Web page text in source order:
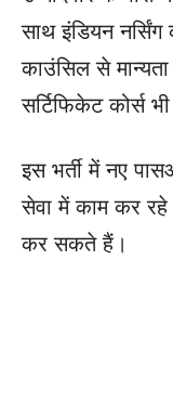
साथ इंडियन
काउंसिल से
सर्टिफिकेट कोर्स भी
इस भर्ती में नए
सेवा में काम कर रहे
कर सकते हैं।